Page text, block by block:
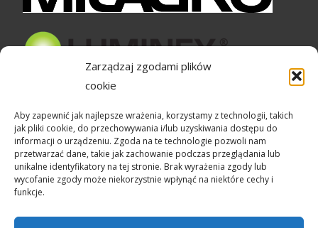
Zarządzaj zgodami plików
cookie
Aby zapewnić jak najlepsze wrażenia, korzystamy z technologii, takich
jak pliki cookie, do przechowywania i/lub uzyskiwania dostępu do
informacji o urządzeniu. Zgoda na te technologie pozwoli nam
przetwarzać dane, takie jak zachowanie podczas przeglądania lub
unikalne identyfikatory na tej stronie. Brak wyrażenia zgody lub
wycofanie zgody może niekorzystnie wpłynąć na niektóre cechy i
funkcje.
Bezpieczne zakupy